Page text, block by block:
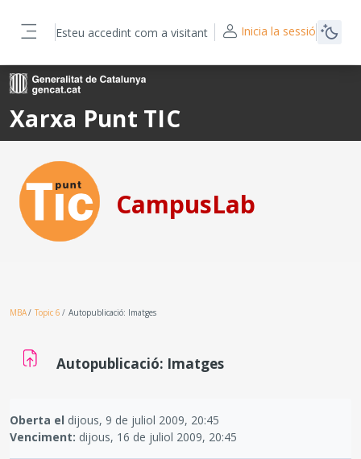
Xarxa Punt TIC
CampusLab
Esteu accedint com a visitant Inicia la sessió
MBA Topic 6 Autopublicació: Imatges
Autopublicació: Imatges
Oberta el dijous, 9 de juliol 2009, 20:45
Venciment: dijous, 16 de juliol 2009, 20:45